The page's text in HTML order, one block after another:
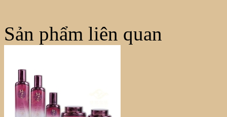
Sản phẩm liên quan